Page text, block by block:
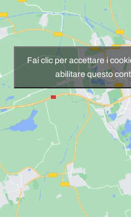
Fai clic per accettare i
abilitare questo